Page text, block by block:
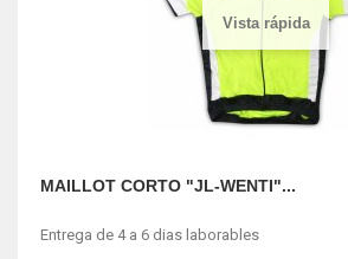
Vista rápida
MAILLOT CORTO "JL-WENTI"...
Entrega de 4 a 6 dias laborables